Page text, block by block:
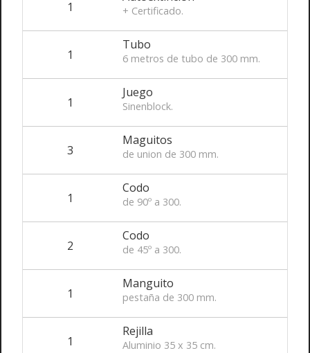
1 + Certificado.
1
Tubo
6 metros de tubo de 300 mm.
1
Juego
Sinenblock.
3
Maguitos
de union de 300 mm.
1
Codo
de 90º a 300.
2
Codo
de 45º a 300.
1
Manguito
pestaña de 300 mm.
1
Rejilla
Aluminio 35 x 35 cm.